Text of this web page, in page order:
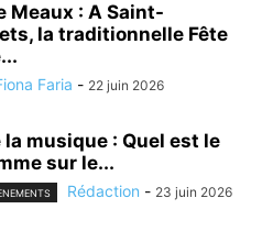
Meaux : A Saint-
la traditionnelle Fête
Faria - 22 juin 2026
la musique : Quel est le
sur le...
Rédaction - 23 juin 2026